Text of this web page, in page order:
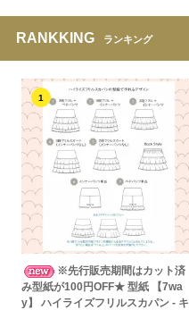
RANKKING ランキング
1
※先行販売期間はカット済
み型紙が100円OFF★ 型紙 【7wa
y】 ハイライズフリルスカパン - キ